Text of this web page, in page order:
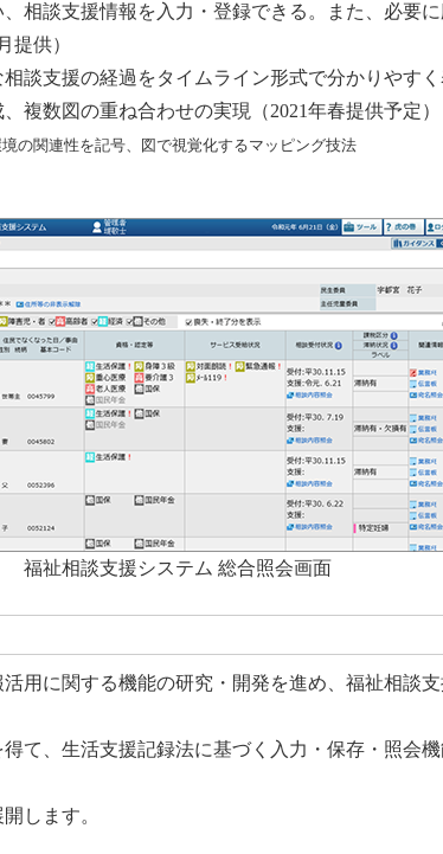
相談支援情報を入力・登録できる。また、必要
提供）
談支援の経過をタイムライン形式で分かりやす
複数図の重ね合わせの実現（2021年春提供予定）
の関連性を記号、図で視覚化するマッピング技法
福祉相談支援システム 総合照会画面
用に関する機能の研究・開発を進め、福祉相談
て、生活支援記録法に基づく入力・保存・照会
します。